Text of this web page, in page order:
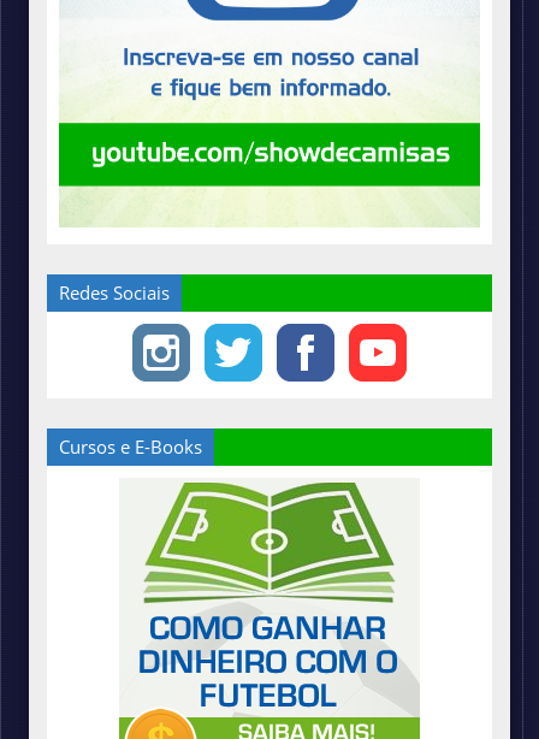
Redes Sociais
Cursos e E-Books